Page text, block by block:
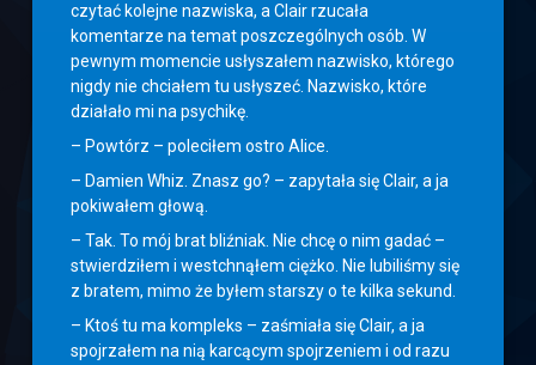
czytać kolejne nazwiska, a Clair rzucała
komentarze na temat poszczególnych osób. W
pewnym momencie usłyszałem nazwisko, którego
nigdy nie chciałem tu usłyszeć. Nazwisko, które
działało mi na psychikę.
– Powtórz – poleciłem ostro Alice.
– Damien Whiz. Znasz go? – zapytała się Clair, a ja
pokiwałem głową.
– Tak. To mój brat bliźniak. Nie chcę o nim gadać –
stwierdziłem i westchnąłem ciężko. Nie lubiliśmy się
z bratem, mimo że byłem starszy o te kilka sekund.
– Ktoś tu ma kompleks – zaśmiała się Clair, a ja
spojrzałem na nią karcącym spojrzeniem i od razu